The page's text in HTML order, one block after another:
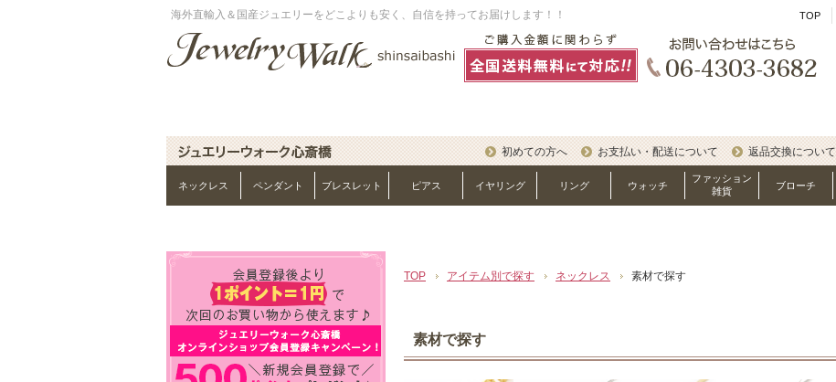
TOP
海外直輸入＆国産ジュエリーをどこよりも安く、自信を持ってお届けします！！
初めての方へ お支払い・配送について 返品交換について
ネックレス ペンダント ブレスレット ピアス イヤリング リング ウォッチ
ファッション
雑貨
ブローチ
TOP アイテム別で探す ネックレス 素材で探す
素材で探す